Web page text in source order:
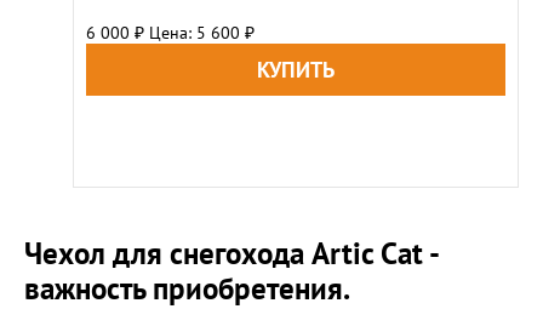
6 000 ₽ Цена: 5 600 ₽
Чехол для снегохода Artic Cat -
важность приобретения.